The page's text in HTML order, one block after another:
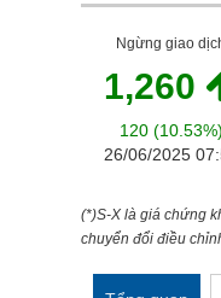
Ngừng giao
1,260
120 (10.53%)
26/06/2025
(*)S-X là giá chứng
chuyển đổi điều
KINH TẾ
THẾ GIỚI
ĐÔNG DƯƠNG
PHÂN TÍCH